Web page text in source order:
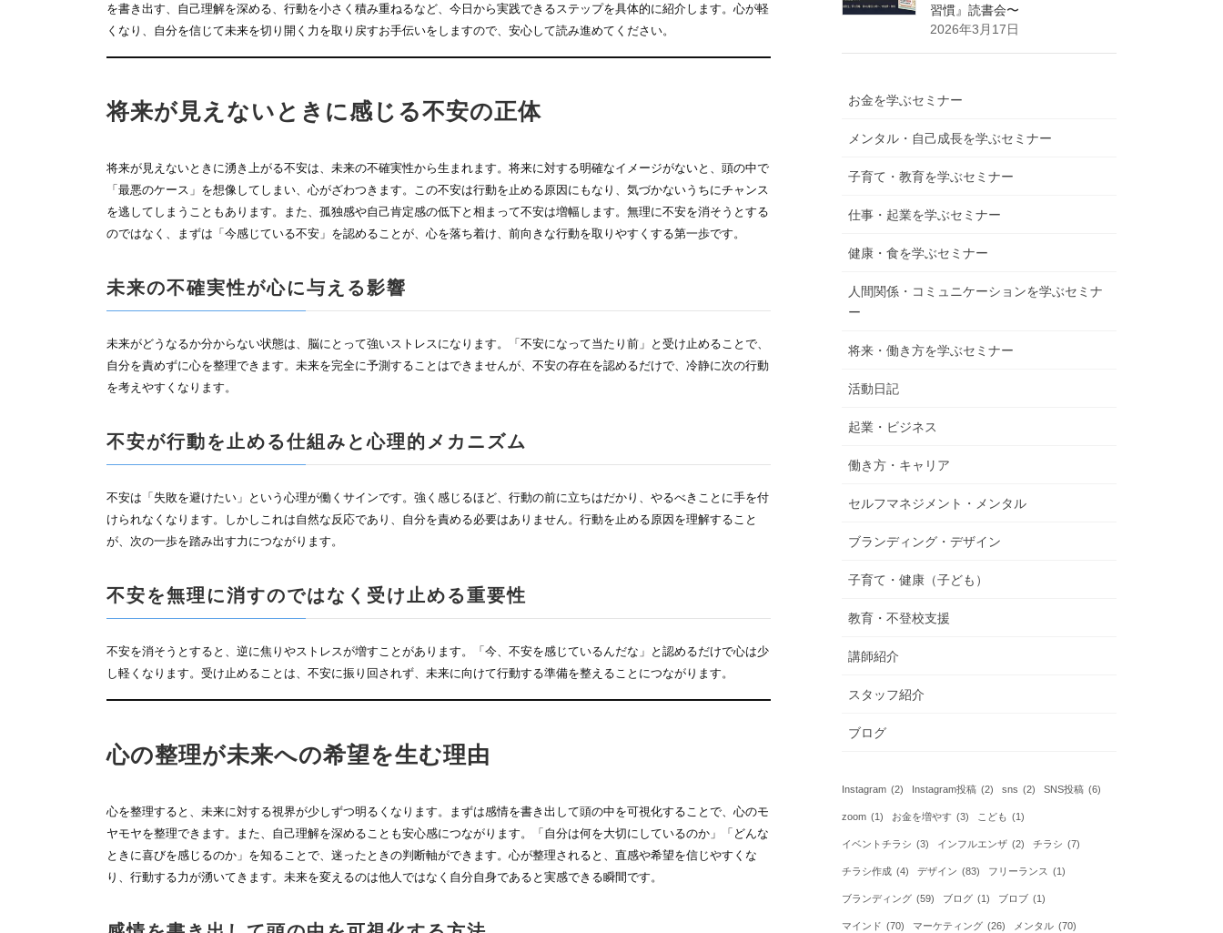
を書き出す、自己理解を深める、行動を小さく積み重ねるなど、今日から実践できるステップを具体的に紹介します。心が軽
くなり、自分を信じて未来を切り開く力を取り戻すお手伝いをしますので、安心して読み進めてください。
将来が見えないときに感じる不安の正体
将来が見えないときに湧き上がる不安は、未来の不確実性から生まれます。将来に対する明確なイメージがないと、頭の中で
「最悪のケース」を想像してしまい、心がざわつきます。この不安は行動を止める原因にもなり、気づかないうちにチャンス
を逃してしまうこともあります。また、孤独感や自己肯定感の低下と相まって不安は増幅します。無理に不安を消そうとする
のではなく、まずは「今感じている不安」を認めることが、心を落ち着け、前向きな行動を取りやすくする第一歩です。
未来の不確実性が心に与える影響
未来がどうなるか分からない状態は、脳にとって強いストレスになります。「不安になって当たり前」と受け止めることで、
自分を責めずに心を整理できます。未来を完全に予測することはできませんが、不安の存在を認めるだけで、冷静に次の行動
を考えやすくなります。
不安が行動を止める仕組みと心理的メカニズム
不安は「失敗を避けたい」という心理が働くサインです。強く感じるほど、行動の前に立ちはだかり、やるべきことに手を付
けられなくなります。しかしこれは自然な反応であり、自分を責める必要はありません。行動を止める原因を理解すること
が、次の一歩を踏み出す力につながります。
不安を無理に消すのではなく受け止める重要性
不安を消そうとすると、逆に焦りやストレスが増すことがあります。「今、不安を感じているんだな」と認めるだけで心は少
し軽くなります。受け止めることは、不安に振り回されず、未来に向けて行動する準備を整えることにつながります。
心の整理が未来への希望を生む理由
心を整理すると、未来に対する視界が少しずつ明るくなります。まずは感情を書き出して頭の中を可視化することで、心のモ
ヤモヤを整理できます。また、自己理解を深めることも安心感につながります。「自分は何を大切にしているのか」「どんな
ときに喜びを感じるのか」を知ることで、迷ったときの判断軸ができます。心が整理されると、直感や希望を信じやすくな
り、行動する力が湧いてきます。未来を変えるのは他人ではなく自分自身であると実感できる瞬間です。
習慣』読書会〜
2026年3月17日
お金を学ぶセミナー
メンタル・自己成長を学ぶセミナー
子育て・教育を学ぶセミナー
仕事・起業を学ぶセミナー
健康・食を学ぶセミナー
人間関係・コミュニケーションを学ぶセミナ
ー
将来・働き方を学ぶセミナー
活動日記
起業・ビジネス
働き方・キャリア
セルフマネジメント・メンタル
ブランディング・デザイン
子育て・健康（子ども）
教育・不登校支援
講師紹介
スタッフ紹介
ブログ
Instagram (2) Instagram投稿 (2) sns (2) SNS投稿 (6)
zoom (1) お金を増やす (3) こども (1)
イベントチラシ (3) インフルエンザ (2) チラシ (7)
チラシ作成 (4) デザイン (83) フリーランス (1)
ブランディング (59) ブログ (1) ブロブ (1)
マインド (70) マーケティング (26) メンタル (70)